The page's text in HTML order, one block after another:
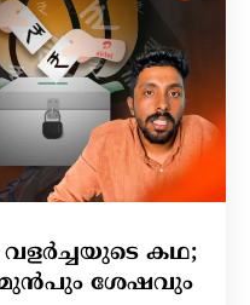
കഥ;
മുൻപും ശേഷവും